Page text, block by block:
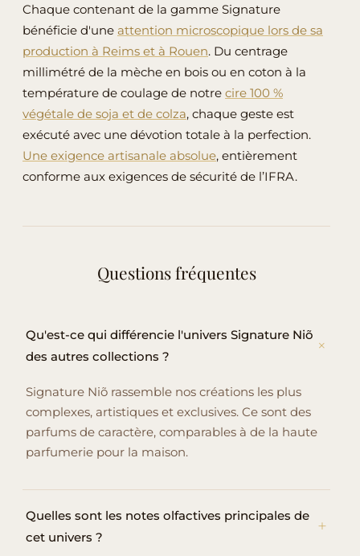
Chaque contenant de la gamme Signature
bénéficie d'une attention microscopique lors de sa
production à Reims et à Rouen. Du centrage
millimétré de la mèche en bois ou en coton à la
température de coulage de notre cire 100 %
végétale de soja et de colza, chaque geste est
exécuté avec une dévotion totale à la perfection.
Une exigence artisanale absolue, entièrement
conforme aux exigences de sécurité de l’IFRA.
Questions fréquentes
Qu'est-ce qui différencie l'univers Signature Niõ
des autres collections ?
Signature Niõ rassemble nos créations les plus
complexes, artistiques et exclusives. Ce sont des
parfums de caractère, comparables à de la haute
parfumerie pour la maison.
Quelles sont les notes olfactives principales de
cet univers ?